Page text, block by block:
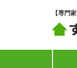
【専門